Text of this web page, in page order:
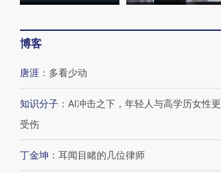
博客
唐涯 ： 多看少动
知识分子 ： AI冲击之下，年轻人与高学历女性更
受伤
丁金坤 ： 耳闻目睹的几位律师